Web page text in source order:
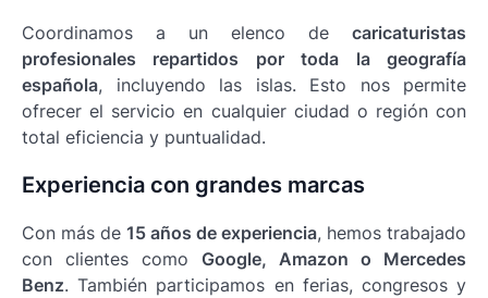
Coordinamos a un elenco de caricaturistas
profesionales repartidos por toda la geografía
española, incluyendo las islas. Esto nos permite
ofrecer el servicio en cualquier ciudad o región con
total eficiencia y puntualidad.
Experiencia con grandes marcas
Con más de 15 años de experiencia, hemos trabajado
con clientes como Google, Amazon o Mercedes
Benz. También participamos en ferias, congresos y